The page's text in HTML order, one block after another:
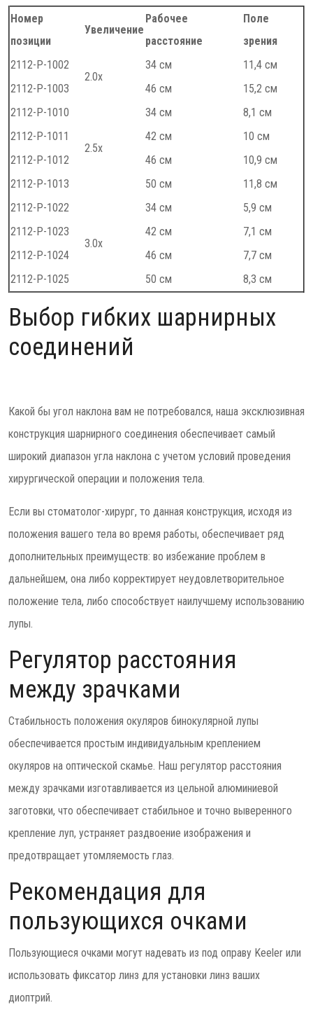
Номер
позиции
Увеличение
Рабочее
расстояние
Поле
зрения
2112-P-1002
2.0x
34 см
11,4 см
2112-P-1003
46 см
15,2 см
2112-P-1010
2.5x
34 см
8,1 см
2112-P-1011
42 см
10 см
2112-P-1012
46 см
10,9 см
2112-P-1013
50 см
11,8 см
2112-P-1022
3.0x
34 см
5,9 см
2112-P-1023
42 см
7,1 см
2112-P-1024
46 см
7,7 см
2112-P-1025
50 см 8,3 см
Выбор гибких шарнирных
соединений
Какой бы угол наклона вам не потребовался, наша эксклюзивная
конструкция шарнирного соединения обеспечивает самый
широкий диапазон угла наклона с учетом условий проведения
хирургической операции и положения тела.
Если вы стоматолог-хирург, то данная конструкция, исходя из
положения вашего тела во время работы, обеспечивает ряд
дополнительных преимуществ: во избежание проблем в
дальнейшем, она либо корректирует неудовлетворительное
положение тела, либо способствует наилучшему использованию
лупы.
Регулятор расстояния
между зрачками
Стабильность положения окуляров бинокулярной лупы
обеспечивается простым индивидуальным креплением
окуляров на оптической скамье. Наш регулятор расстояния
между зрачками изготавливается из цельной алюминиевой
заготовки, что обеспечивает стабильное и точно выверенного
крепление луп, устраняет раздвоение изображения и
предотвращает утомляемость глаз.
Рекомендация для
пользующихся очками
Пользующиеся очками могут надевать из под оправу Keeler или
использовать фиксатор линз для установки линз ваших
диоптрий.